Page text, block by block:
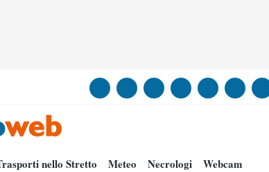
nello Stretto Meteo Necrologi Webcam